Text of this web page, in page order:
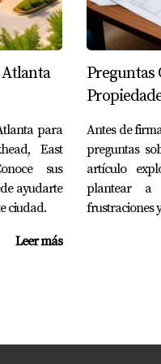
menores, la ubicación
sino también en una
a negociar un
su sueño sin
personales y
Recuerda que
para
East
sus
ayudarte
ciudad.
Leer más
Preguntas
Antes de
preguntas
artículo
plantear a
frustraciones